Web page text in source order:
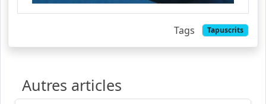
Tags Tapuscrits
Autres articles